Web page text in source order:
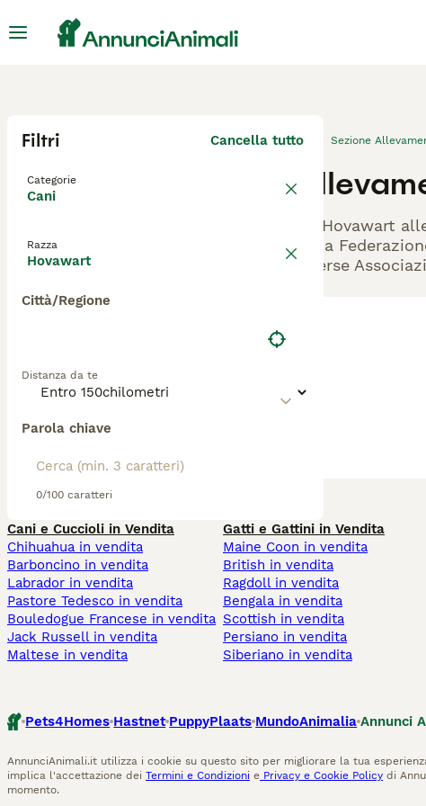
Filtri Cancella tutto
Categorie
Cani
Razza
Hovawart
Città/Regione
Distanza da te
Parola chiave
0/100 caratteri
Sezione
Gli Hovawart
dalla
diverse
Cani e Cuccioli in Vendita
Chihuahua in vendita
Barboncino in vendita
Labrador in vendita
Pastore Tedesco in vendita
Bouledogue Francese in vendita
Jack Russell in vendita
Maltese in vendita
Gatti e Gattini in Vendita
Maine Coon in vendita
British in vendita
Ragdoll in vendita
Bengala in vendita
Scottish in vendita
Persiano in vendita
Siberiano in vendita
Pets4Homes Hastnet PuppyPlaats MundoAnimalia Annunci
AnnunciAnimali.it utilizza i cookie su questo sito per migliorare la tua
implica l'accettazione dei Termini e Condizioni e Privacy e Cookie Policy di
momento.